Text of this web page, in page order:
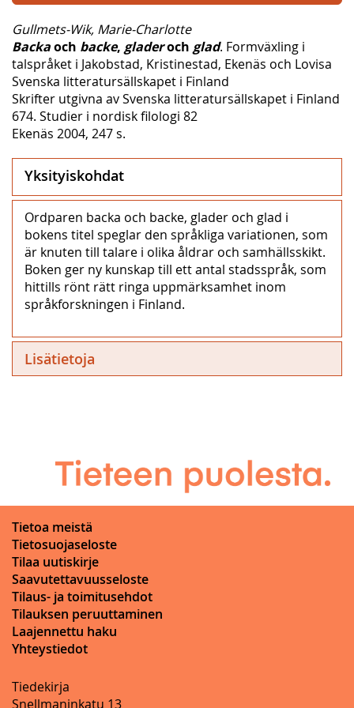
Gullmets-Wik, Marie-Charlotte
Backaoch backe, gladeroch glad. Formväxling i
talspråket i Jakobstad, Kristinestad, Ekenäs och Lovisa
Svenska litteratursällskapet i Finland
Skrifter utgivna av Svenska litteratursällskapet i Finland
674. Studier i nordisk filologi 82
Ekenäs 2004, 247 s.
Yksityiskohdat
Ordparen backa och backe, glader och glad i
bokens titel speglar den språkliga variationen, som
är knuten till talare i olika åldrar och samhällsskikt.
Boken ger ny kunskap till ett antal stadsspråk, som
hittills rönt rätt ringa uppmärksamhet inom
språkforskningen i Finland.
Lisätietoja
Tietoa meistä
Tietosuojaseloste
Tilaa uutiskirje
Saavutettavuusseloste
Tilaus- ja toimitusehdot
Tilauksen peruuttaminen
Laajennettu haku
Yhteystiedot
Tiedekirja
Snellmaninkatu 13